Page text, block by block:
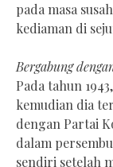
pada masa
kediaman di
Bergabung
Pada tahun
kemudian dia
dengan Partai
dalam
sendiri setelah